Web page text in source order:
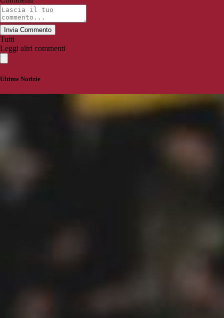
Invia Commento
Tutti
Leggi altri commenti
Ultime Notizie